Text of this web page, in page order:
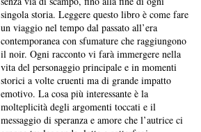
singola storia. Leggere questo libro è come fare
un viaggio nel tempo dal passato all’era
contemporanea con sfumature che raggiungono
il noir. Ogni racconto vi farà immergere nella
vita del personaggio principale e in momenti
storici a volte cruenti ma di grande impatto
emotivo. La cosa più interessante è la
molteplicità degli argomenti toccati e il
messaggio di speranza e amore che l’autrice ci